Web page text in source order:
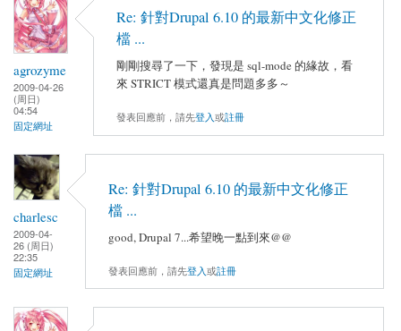
agrozyme
2009-04-26
(周日)
04:54
固定網址
Re: 針對Drupal 6.10 的最新中文化修正
檔 ...
剛剛搜尋了一下，發現是 sql-mode 的緣故，看
來 STRICT 模式還真是問題多多～
發表回應前，請先登入或註冊
charlesc
2009-04-
26 (周日)
22:35
固定網址
Re: 針對Drupal 6.10 的最新中文化修正
檔 ...
good, Drupal 7...希望晚一點到來@@
發表回應前，請先登入或註冊